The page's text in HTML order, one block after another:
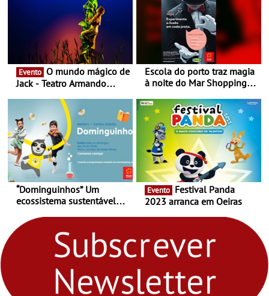
Evento
Jack - Teatro Armando
Escola do porto traz magia
à noite do Mar Shopping
29 de abril, às 21h00
“Dominguinhos” Um
ecossistema sustentável
fores - Atelier de Educação
Ambiental nos
“Dominguinhos” de 23 de
Evento
2023 arranca em Oeiras